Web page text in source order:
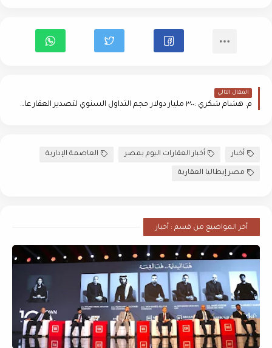
المقال التالي
م. هشام شكري :٣٠٠ مليار دولار حجم التداول السنوي لتصدير العقار عالميا، ومصر لا تتجاوز ٦٠٠ مليون جنيه سنويا
أخبار أخبار العقارات اليوم بمصر العاصمة الإدارية
مصر إيطاليا العقارية
أخر المواضيع من قسم : أخبار